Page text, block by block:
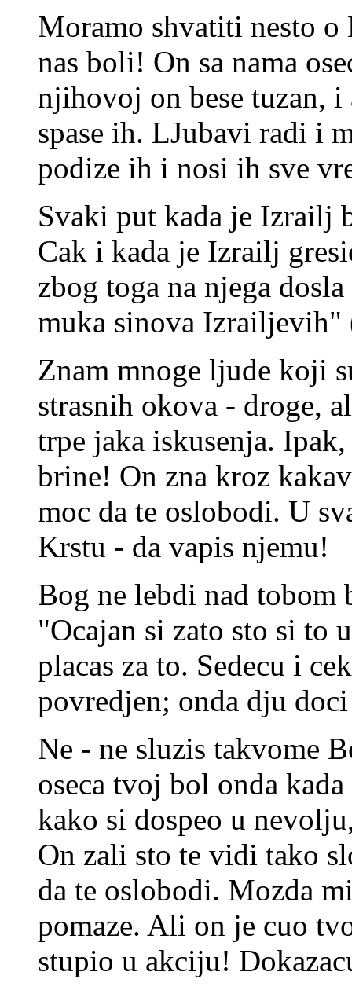
Moramo shvatiti nesto
nas boli! On sa nama
njihovoj on bese tuzan,
spase ih. LJubavi radi i
podize ih i nosi ih sve
Svaki put kada je Izrailj
Cak i kada je Izrailj
zbog toga na njega
muka sinova
Znam mnoge ljude koji
strasnih okova - droge,
trpe jaka iskusenja.
brine! On zna kroz
moc da te oslobodi. U
Krstu - da vapis njemu!
Bog ne lebdi nad tobom
"Ocajan si zato sto si to
placas za to. Sedecu i
povredjen; onda dju
Ne - ne sluzis takvome
oseca tvoj bol onda
kako si dospeo u
On zali sto te vidi tako
da te oslobodi. Mozda
pomaze. Ali on je cuo
stupio u akciju!